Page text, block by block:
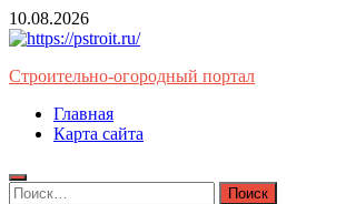
Перейти
к
10.08.2026
Строительно-огородный портал
Главная
Карта сайта
Найти: